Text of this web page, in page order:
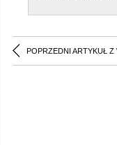
POPRZEDNI ARTYKUŁ Z